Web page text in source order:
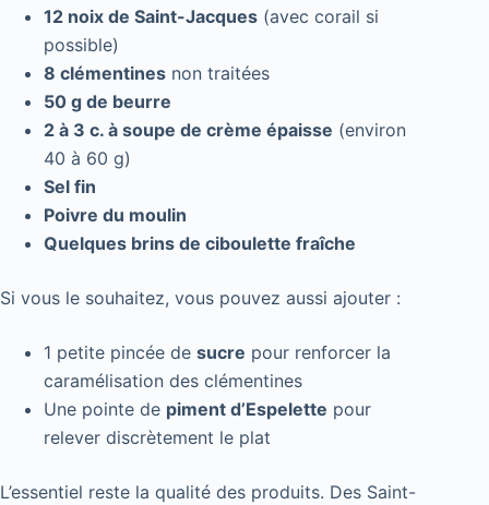
12 noix de Saint-Jacques (avec corail si
possible)
8 clémentines non traitées
50 g de beurre
2 à 3 c. à soupe de crème épaisse (environ
40 à 60 g)
Sel fin
Poivre du moulin
Quelques brins de ciboulette fraîche
Si vous le souhaitez, vous pouvez aussi ajouter :
1 petite pincée de sucre pour renforcer la
caramélisation des clémentines
Une pointe de piment d’Espelette pour
relever discrètement le plat
L’essentiel reste la qualité des produits. Des Saint-